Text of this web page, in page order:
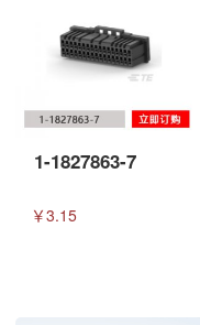
1-1827863-7
￥3.15